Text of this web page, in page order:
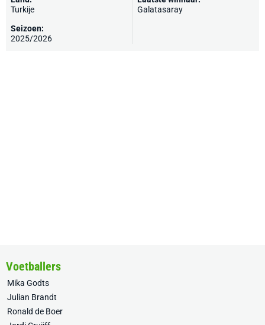
Turkije
Seizoen:
2025/2026
Galatasaray
Voetballers
Mika Godts
Julian Brandt
Ronald de Boer